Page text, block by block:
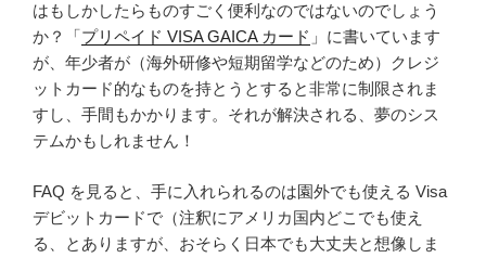
はもしかしたらものすごく便利なのではないのでしょう
か？「プリペイド VISA GAICA カード 」に書いています
が、年少者が（海外研修や短期留学などのため）クレジ
ットカード的なものを持とうとすると非常に制限されま
すし、手間もかかります。それが解決される、夢のシス
テムかもしれません！
FAQ を見ると、手に入れられるのは園外でも使える Visa
デビットカードで（注釈にアメリカ国内どこでも使え
る、とありますが、おそらく日本でも大丈夫と想像しま